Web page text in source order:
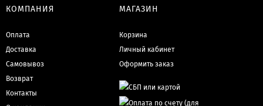
КОМПАНИЯ
Оплата
Доставка
Самовывоз
Возврат
Контакты
МАГАЗИН
Корзина
Личный кабинет
Оформить заказ